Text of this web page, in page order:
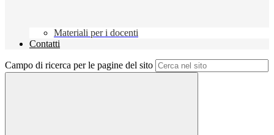
Materiali per i docenti
Contatti
Campo di ricerca per le pagine del sito